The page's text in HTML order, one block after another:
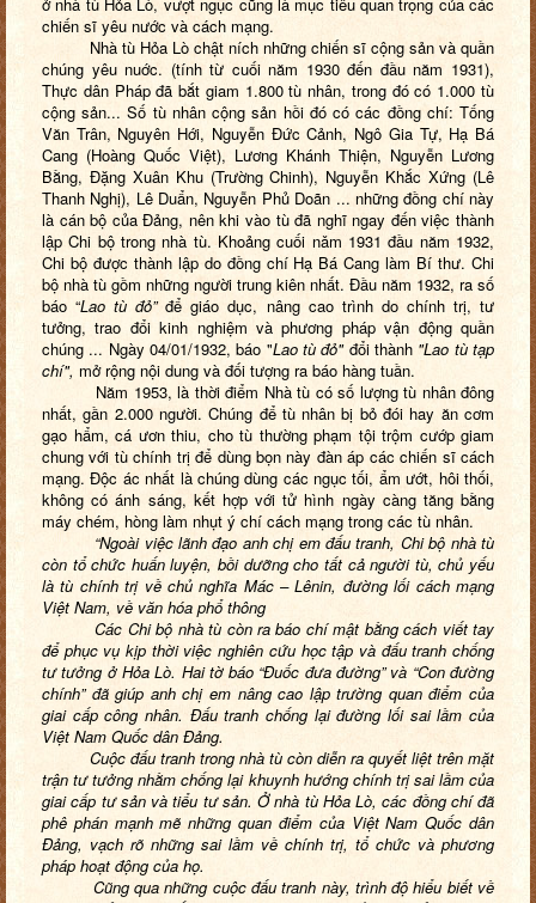
ở nhà tù Hỏa Lò, vượt ngục cũng là mục tiêu quan trọng của các
chiến sĩ yêu nước và cách mạng.
Nhà tù Hỏa Lò chật ních những chiến sĩ cộng sản và quần
chúng yêu nuớc. (tính từ cuối năm 1930 đến đầu năm 1931),
Thực dân Pháp đã bắt giam 1.800 tù nhân, trong đó có 1.000 tù
cộng sản... Số tù nhân cộng sản hồi đó có các đồng chí: Tống
Văn Trân, Nguyên Hới, Nguyễn Đức Cảnh, Ngô Gia Tự, Hạ Bá
Cang (Hoàng Quốc Việt), Lương Khánh Thiện, Nguyễn Lương
Bằng, Đặng Xuân Khu (Trường Chinh), Nguyễn Khắc Xứng (Lê
Thanh Nghị), Lê Duẩn, Nguyễn Phủ Doãn ... những đồng chí này
là cán bộ của Đảng, nên khi vào tù đã nghĩ ngay đến việc thành
lập Chi bộ trong nhà tù. Khoảng cuối nǎm 1931 đầu năm 1932,
Chi bộ được thành lập do đồng chí Hạ Bá Cang làm Bí thư. Chi
bộ nhà tù gồm những người trung kiên nhất. Đầu năm 1932, ra số
báo “Lao tù đỏ”để giáo dục, nâng cao trình do chính trị, tư
tưởng, trao đổi kinh nghiệm và phương pháp vận động quần
chúng ... Ngày 04/01/1932, báo "Lao tù đỏ" đổi thành "Lao tù tạp
chí", mở rộng nội dung và đối tượng ra báo hàng tuần.
Năm 1953, là thời điểm Nhà tù có số lượng tù nhân đông
nhất, gần 2.000 người. Chúng để tù nhân bị bỏ đói hay ăn cơm
gạo hẩm, cá ươn thiu, cho tù thường phạm tội trộm cướp giam
chung với tù chính trị để dùng bọn này đàn áp các chiến sĩ cách
mạng. Độc ác nhất là chúng dùng các ngục tối, ẩm ướt, hôi thối,
không có ánh sáng, kết hợp với tử hình ngày càng tăng bằng
máy chém, hòng làm nhụt ý chí cách mạng trong các tù nhân.
“Ngoài việc lãnh đạo anh chị em đấu tranh, Chi bộ nhà tù
còn tổ chức huấn luyện, bồi dưỡng cho tất cả người tù, chủ yếu
là tù chính trị về chủ nghĩa Mác – Lênin, đường lối cách mạng
Việt Nam, về văn hóa phổ thông
Các Chi bộ nhà tù còn ra báo chí mật bằng cách viết tay
để phục vụ kịp thời việc nghiên cứu học tập và đấu tranh chống
tư tưởng ở Hỏa Lò. Hai tờ báo “Đuốc đưa đường” và “Con đường
chính” đã giúp anh chị em nâng cao lập trường quan điểm của
giai cấp công nhân. Đấu tranh chống lại đường lối sai lầm của
Việt Nam Quốc dân Đảng.
Cuộc đấu tranh trong nhà tù còn diễn ra quyết liệt trên mặt
trận tư tưởng nhằm chống lại khuynh hướng chính trị sai lầm của
giai cấp tư sản và tiểu tư sản. Ở nhà tù Hỏa Lò, các đồng chí đã
phê phán mạnh mẽ những quan điểm của Việt Nam Quốc dân
Đảng, vạch rõ những sai lầm về chính trị, tổ chức và phương
pháp hoạt động của họ.
Cũng qua những cuộc đấu tranh này, trình độ hiểu biết về